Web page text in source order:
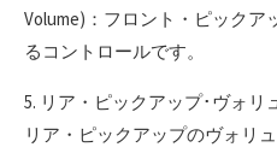
Volume)：フロント・ピック
るコントロールです。
5. リア・ピックアップ･ヴォリ
リア・ピックアップのヴォリ